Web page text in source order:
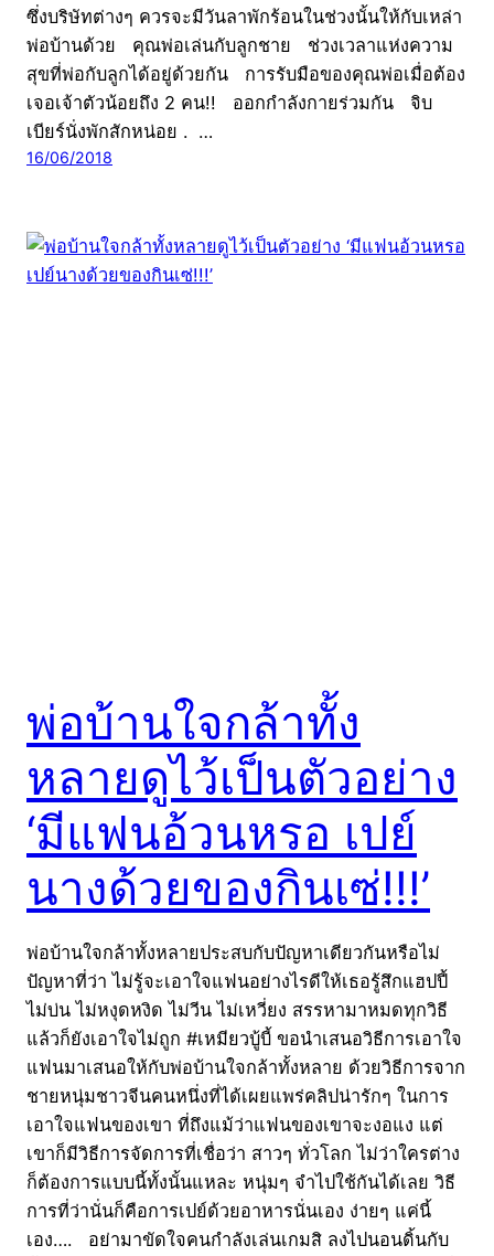
ซึ่งบริษัทต่างๆ ควรจะมีวันลาพักร้อนในช่วงนั้นให้กับเหล่า
พ่อบ้านด้วย คุณพ่อเล่นกับลูกชาย ช่วงเวลาแห่งความ
สุขที่พ่อกับลูกได้อยู่ด้วยกัน การรับมือของคุณพ่อเมื่อต้อง
เจอเจ้าตัวน้อยถึง 2 คน!! ออกกำลังกายร่วมกัน จิบ
เบียร์นั่งพักสักหน่อย . …
16/06/2018
พ่อบ้านใจกล้าทั้ง
หลายดูไว้เป็นตัวอย่าง
‘มีแฟนอ้วนหรอ เปย์
นางด้วยของกินเซ่!!!’
พ่อบ้านใจกล้าทั้งหลายประสบกับปัญหาเดียวกันหรือไม่
ปัญหาที่ว่า ไม่รู้จะเอาใจแฟนอย่างไรดีให้เธอรู้สึกแฮปปี้
ไม่บ่น ไม่หงุดหงิด ไม่วีน ไม่เหวี่ยง สรรหามาหมดทุกวิธี
แล้วก็ยังเอาใจไม่ถูก #เหมียวบู้บี้ ขอนำเสนอวิธีการเอาใจ
แฟนมาเสนอให้กับพ่อบ้านใจกล้าทั้งหลาย ด้วยวิธีการจาก
ชายหนุ่มชาวจีนคนหนึ่งที่ได้เผยแพร่คลิปน่ารักๆ ในการ
เอาใจแฟนของเขา ที่ถึงแม้ว่าแฟนของเขาจะงอแง แต่
เขาก็มีวิธีการจัดการที่เชื่อว่า สาวๆ ทั่วโลก ไม่ว่าใครต่าง
ก็ต้องการแบบนี้ทั้งนั้นแหละ หนุ่มๆ จำไปใช้กันได้เลย วิธี
การที่ว่านั่นก็คือการเปย์ด้วยอาหารนั่นเอง ง่ายๆ แค่นี้
เอง…. อย่ามาขัดใจคนกำลังเล่นเกมสิ ลงไปนอนดิ้นกับ